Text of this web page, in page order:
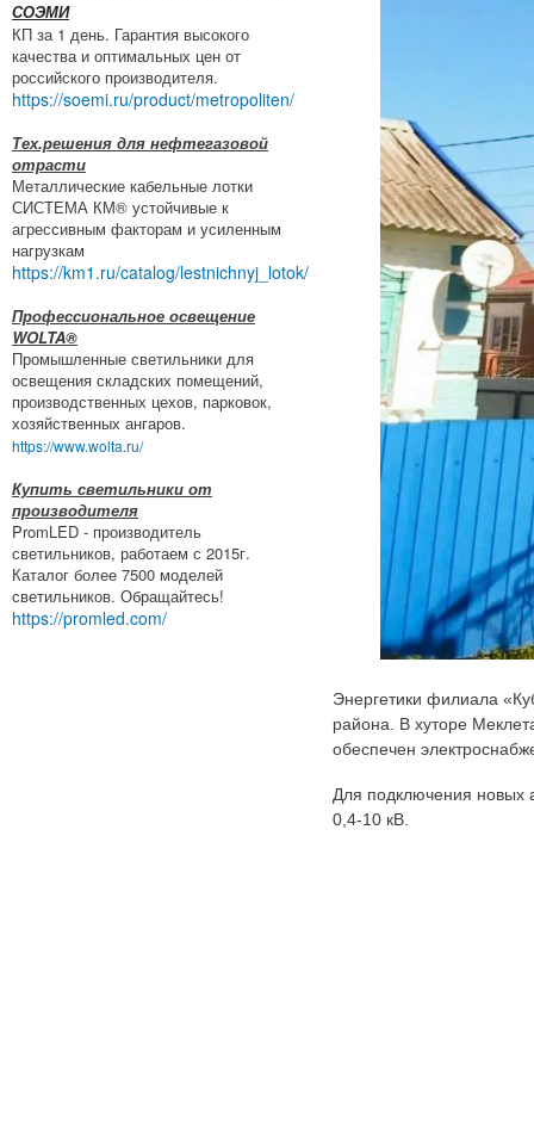
СОЭМИ
КП за 1 день. Гарантия высокого
качества и оптимальных цен от
российского производителя.
https://soemi.ru/product/metropoliten/
Тех.решения для нефтегазовой
отрасти
Металлические кабельные лотки
СИСТЕМА КМ® устойчивые к
агрессивным факторам и усиленным
нагрузкам
https://km1.ru/catalog/lestnichnyj_lotok/
Профессиональное освещение
WOLTA®
Промышленные светильники для
освещения складских помещений,
производственных цехов, парковок,
хозяйственных ангаров.
https://www.wolta.ru/
Купить светильники от
производителя
PromLED - производитель
светильников, работаем с 2015г.
Каталог более 7500 моделей
светильников. Обращайтесь!
https://promled.com/
Энергетики филиала
района. В хуторе
обеспечен
Для подключения новых
0,4-10 кВ.